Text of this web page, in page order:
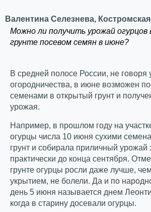
Валентина Селезнева,
Можно ли получить урожай
грунте посевом семян в июне?
В средней полосе России, не
огородничества, в июне возможен
семенами в открытый грунт и
урожая.
Например, в прошлом году на
огурцы числа 10 июня сухими
грунт и собирала приличный урожай
практически до конца сентября.
грунте огурцы росли даже лучше,
укрытием, не болели. Да и по
день 5 июня называется днем
когда в старину досевали огурцы.